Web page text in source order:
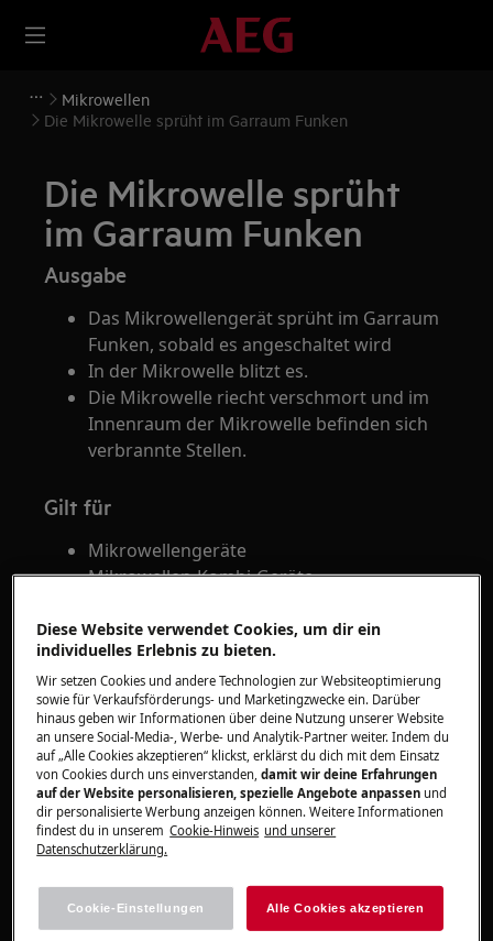
Mikrowellen
Die Mikrowelle sprüht im Garraum Funken
Die Mikrowelle sprüht
im Garraum Funken
Ausgabe
Das Mikrowellengerät sprüht im Garraum
Funken, sobald es angeschaltet wird
In der Mikrowelle blitzt es.
Die Mikrowelle riecht verschmort und im
Innenraum der Mikrowelle befinden sich
verbrannte Stellen.
Gilt für
Mikrowellengeräte
Mikrowellen-Kombi-Geräte
Lösung
Wenn es im Garraum der Mikrowelle zu
Funkenbildung kommt:
Ziehe sofort den Netzstecker aus der
Steckdose oder schalte die
entsprechende Sicherung aus.
Verwende das Gerät nicht weiter.
Wenn mehrere Personen Zugriff auf
das Gerät haben, kennzeichne es als
defekt.
Wende dich zur Störungsbehebung an
Diese Website verwendet Cookies, um dir ein
individuelles Erlebnis zu bieten.
Wir setzen Cookies und andere Technologien zur Websiteoptimierung
sowie für Verkaufsförderungs- und Marketingzwecke ein. Darüber
hinaus geben wir Informationen über deine Nutzung unserer Website
an unsere Social-Media-, Werbe- und Analytik-Partner weiter. Indem du
auf „Alle Cookies akzeptieren“ klickst, erklärst du dich mit dem Einsatz
von Cookies durch uns einverstanden,damit wir deine Erfahrungen
auf der Website personalisieren, spezielle Angebote anpassen und
dir personalisierte Werbung anzeigen können. Weitere Informationen
findest du in unserem Cookie-Hinweis und unserer
Datenschutzerklärung.
Cookie-Einstellungen Alle Cookies akzeptieren